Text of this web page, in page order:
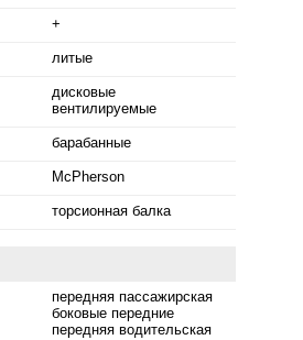
+
литые
дисковые
вентилируемые
барабанные
McPherson
торсионная балка
передняя пассажирская
боковые передние
передняя водительская